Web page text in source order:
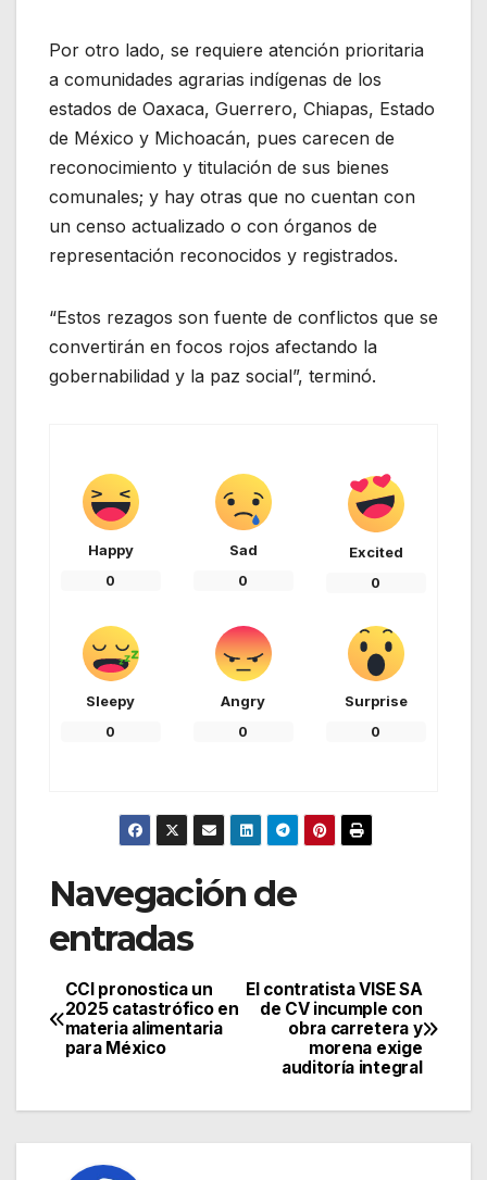
Por otro lado, se requiere atención prioritaria
a comunidades agrarias indígenas de los
estados de Oaxaca, Guerrero, Chiapas, Estado
de México y Michoacán, pues carecen de
reconocimiento y titulación de sus bienes
comunales; y hay otras que no cuentan con
un censo actualizado o con órganos de
representación reconocidos y registrados.
“Estos rezagos son fuente de conflictos que se
convertirán en focos rojos afectando la
gobernabilidad y la paz social”, terminó.
Happy
0
Sad
0
Excited
0
Sleepy
0
Angry
0
Surprise
0
Navegación de
entradas
El contratista VISE SA
de CV incumple con
obra carretera y
morena exige
auditoría integral
CCI pronostica un
2025 catastrófico en
materia alimentaria
para México